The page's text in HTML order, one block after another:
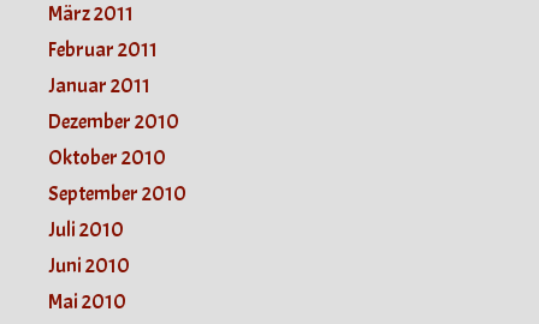
März 2011
Februar 2011
Januar 2011
Dezember 2010
Oktober 2010
September 2010
Juli 2010
Juni 2010
Mai 2010